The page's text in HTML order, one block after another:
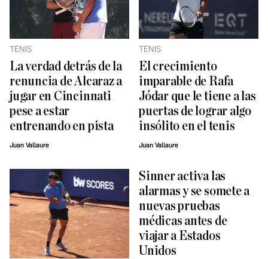
TENIS
La verdad detrás de la
renuncia de Alcaraz a
jugar en Cincinnati
pese a estar
entrenando en pista
Juan Vallaure
TENIS
El crecimiento
imparable de Rafa
Jódar que le tiene a las
puertas de lograr algo
insólito en el tenis
Juan Vallaure
Sinner activa las
alarmas y se somete a
nuevas pruebas
médicas antes de
viajar a Estados
Unidos